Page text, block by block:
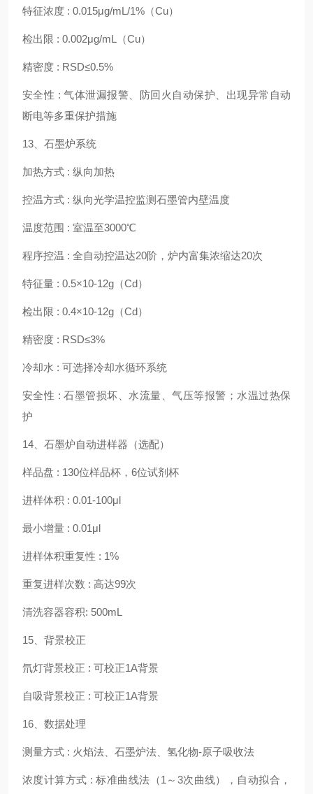
特征浓度 : 0.015μg/mL/1%（Cu）
检出限 : 0.002μg/mL（Cu）
精密度 : RSD≤0.5%
安全性 : 气体泄漏报警、防回火自动保护、出现异常自动
断电等多重保护措施
13、石墨炉系统
加热方式 : 纵向加热
控温方式 : 纵向光学温控监测石墨管内壁温度
温度范围 : 室温至3000℃
程序控温 : 全自动控温达20阶，炉内富集浓缩达20次
特征量 : 0.5×10-12g（Cd）
检出限 : 0.4×10-12g（Cd）
精密度 : RSD≤3%
冷却水 : 可选择冷却水循环系统
安全性 : 石墨管损坏、水流量、气压等报警；水温过热保
护
14、石墨炉自动进样器（选配）
样品盘 : 130位样品杯，6位试剂杯
进样体积 : 0.01-100μl
最小增量 : 0.01μl
进样体积重复性 : 1%
重复进样次数 : 高达99次
清洗容器容积: 500mL
15、背景校正
氘灯背景校正 : 可校正1A背景
自吸背景校正 : 可校正1A背景
16、数据处理
测量方式 : 火焰法、石墨炉法、氢化物-原子吸收法
浓度计算方式 : 标准曲线法（1～3次曲线），自动拟合，